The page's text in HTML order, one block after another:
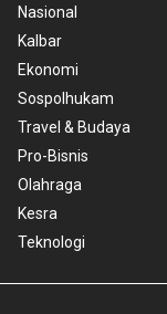
Nasional
Kalbar
Ekonomi
Sospolhukam
Travel & Budaya
Pro-Bisnis
Olahraga
Kesra
Teknologi